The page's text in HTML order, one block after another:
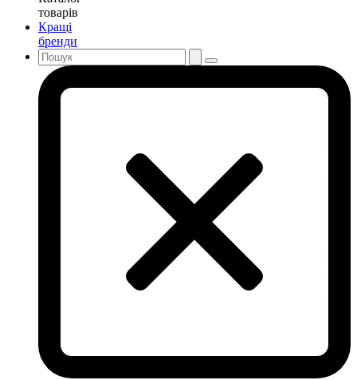
товарів
Кращі
бренди